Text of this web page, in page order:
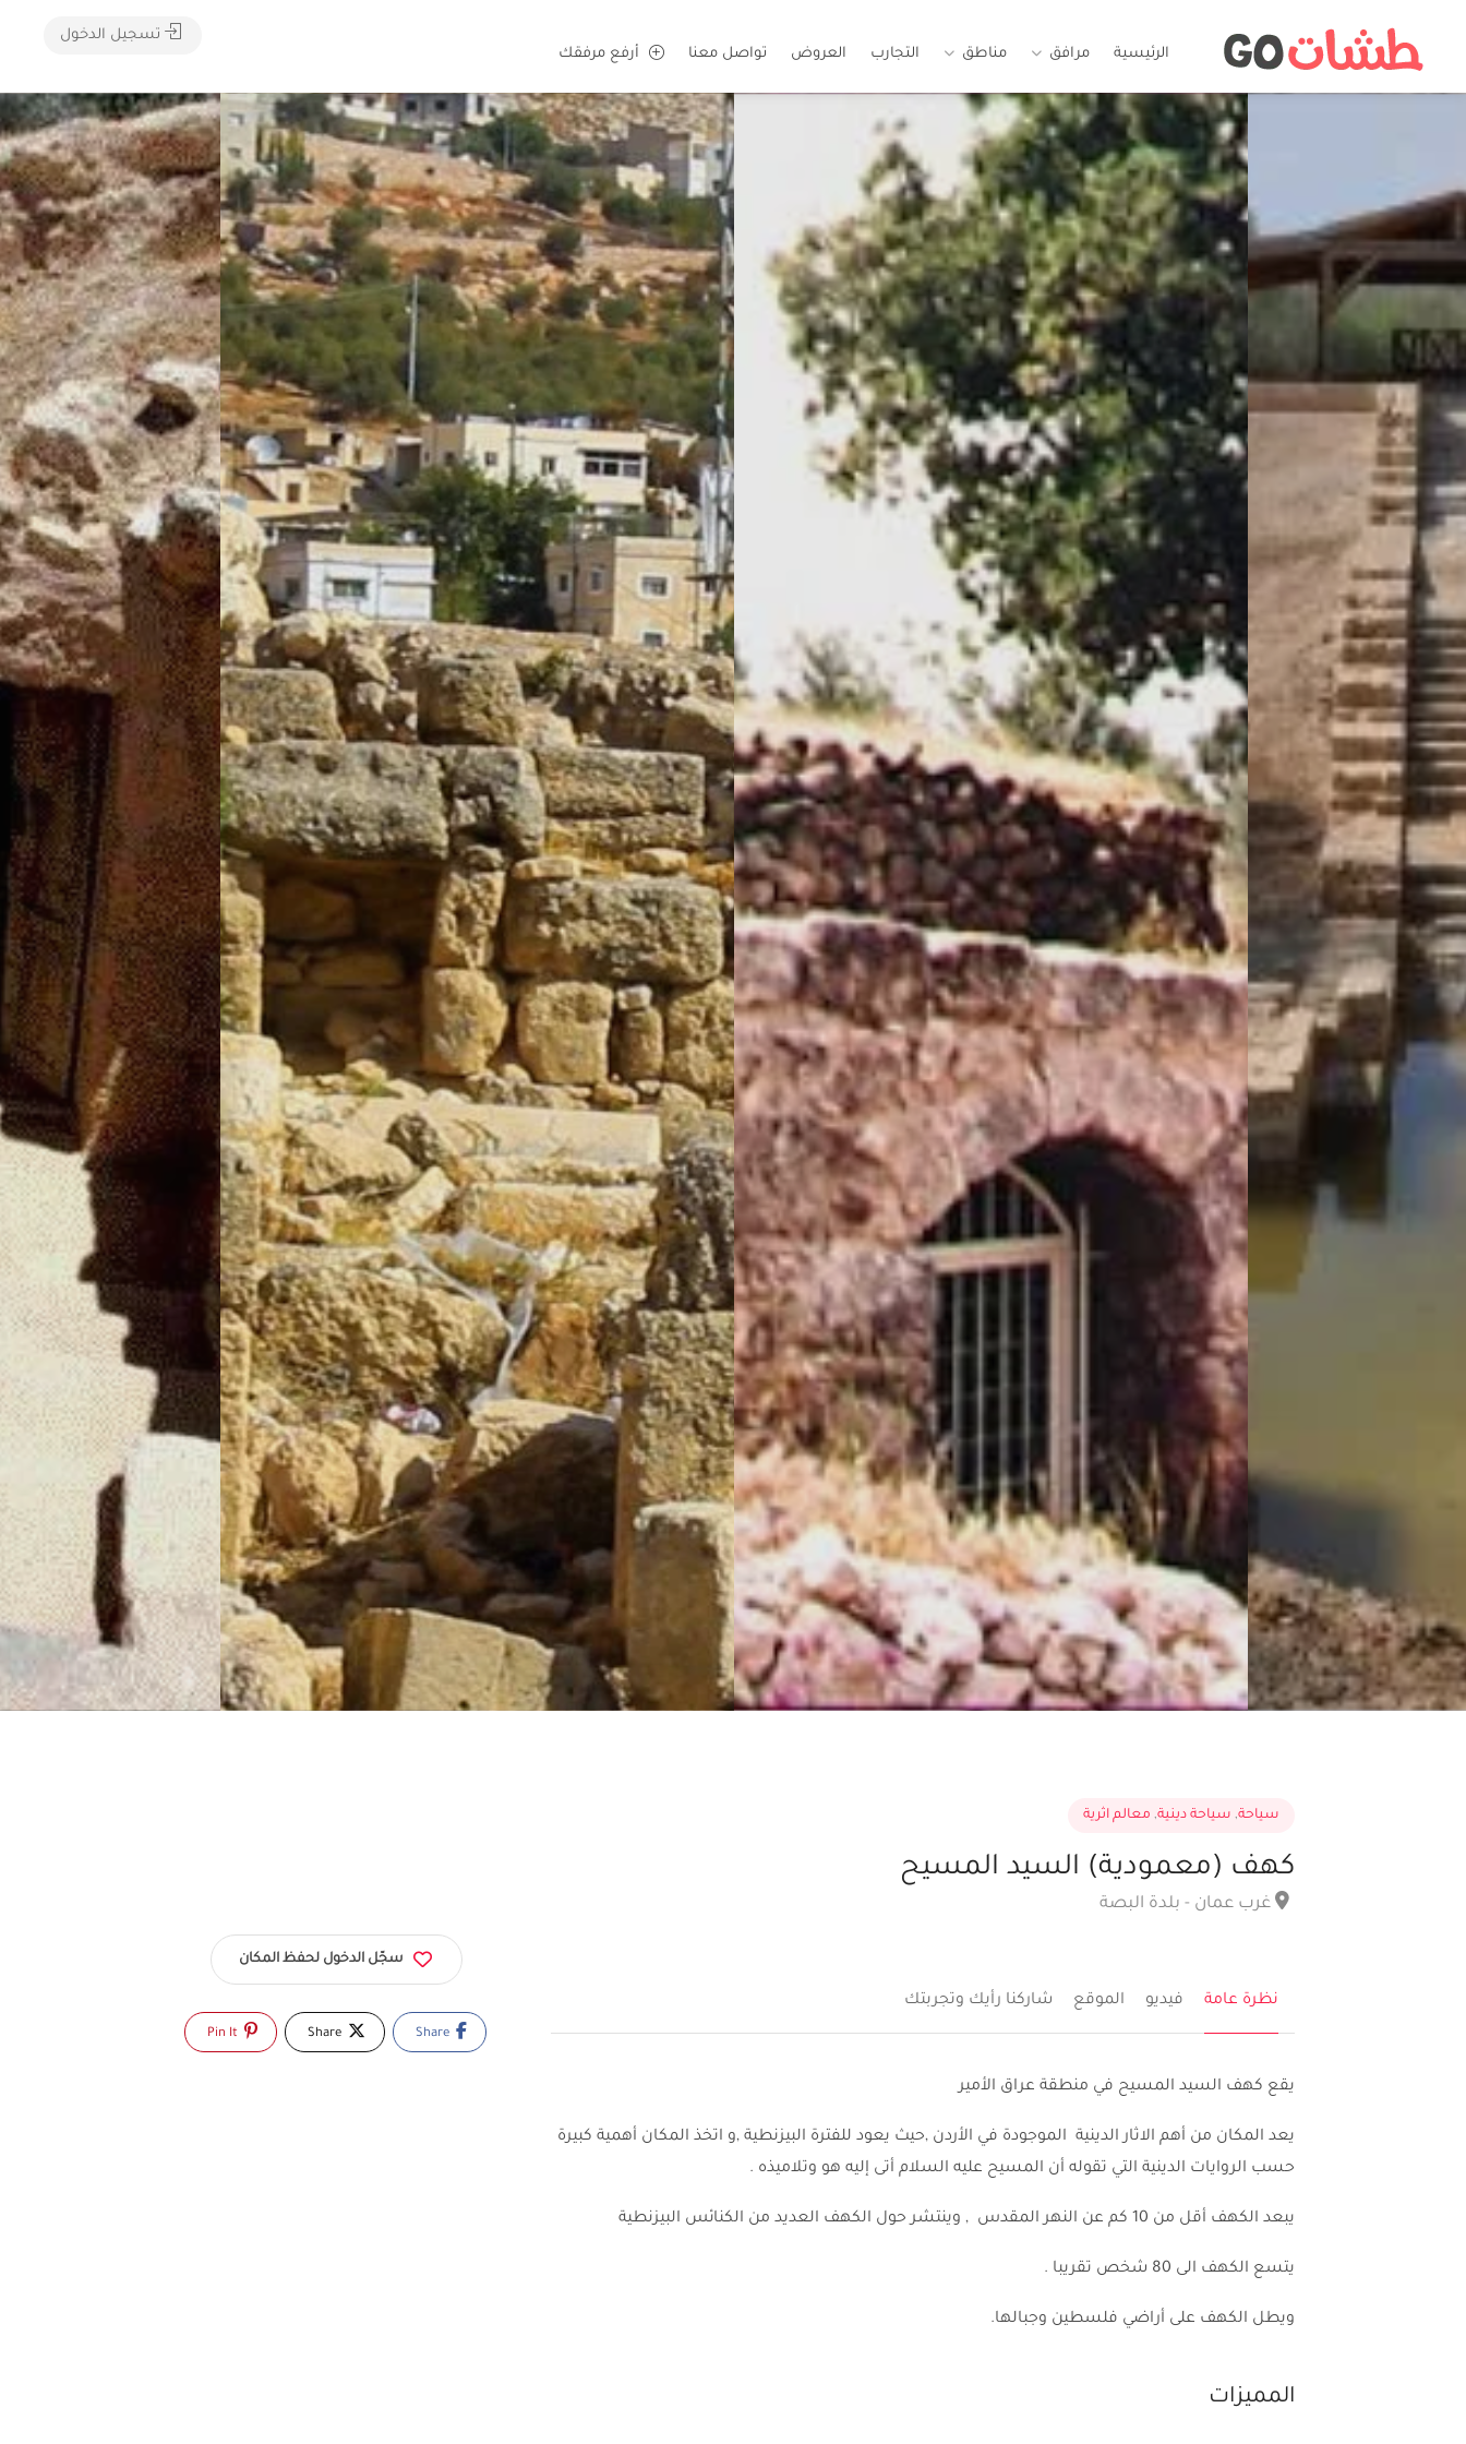
الرئيسية مرافق مناطق التجارب العروض تواصل معنا أرفع مرفقك
تسجيل الدخول
سياحة, سياحة دينية, معالم اثرية
كهف (معمودية) السيد المسيح
غرب عمان - بلدة البصة
نظرة عامة فيديو الموقع شاركنا رأيك وتجربتك
يقع كهف السيد المسيح في منطقة عراق الأمير
يعد المكان من أهم الاثار الدينية الموجودة في الأردن ,حيث يعود للفترة البيزنطية ,و اتخذ المكان أهمية كبيرة
حسب الروايات الدينية التي تقوله أن المسيح عليه السلام أتى إليه هو وتلاميذه .
يبعد الكهف أقل من 10 كم عن النهر المقدس , وينتشر حول الكهف العديد من الكنائس البيزنطية
يتسع الكهف الى 80 شخص تقريبا .
ويطل الكهف على أراضي فلسطين وجبالها.
المميزات
سجّل الدخول لحفظ المكان
Share
Share